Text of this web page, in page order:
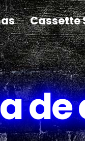
Cassette
de